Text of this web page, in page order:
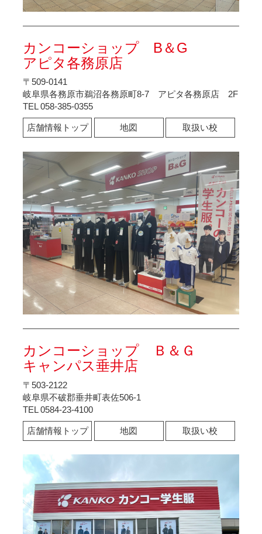
カンコーショップ B＆G
アピタ各務原店
〒509-0141
岐阜県各務原市鵜沼各務原町8-7 アピタ各務原店 2F
TEL 058-385-0355
店舗情報トップ 地図 取扱い校
カンコーショップ Ｂ＆Ｇ
キャンパス垂井店
〒503-2122
岐阜県不破郡垂井町表佐506-1
TEL 0584-23-4100
店舗情報トップ 地図 取扱い校